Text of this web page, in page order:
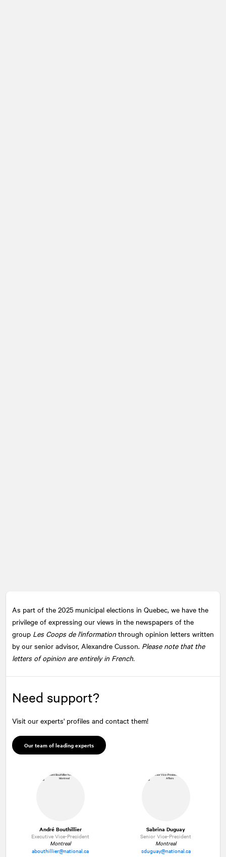
As part of the 2025 municipal elections in Quebec, we have the
privilege of expressing our views in the newspapers of the
group Les Coops de l'information through opinion letters written
by our senior advisor, Alexandre Cusson. Please note that the
letters of opinion are entirely in French.
Need support?
Visit our experts' profiles and contact them!
Our team of leading experts
André Bouthillier
Executive Vice-President
Montreal
abouthillier@national.ca
Sabrina Duguay
Senior Vice-President
Montreal
sduguay@national.ca